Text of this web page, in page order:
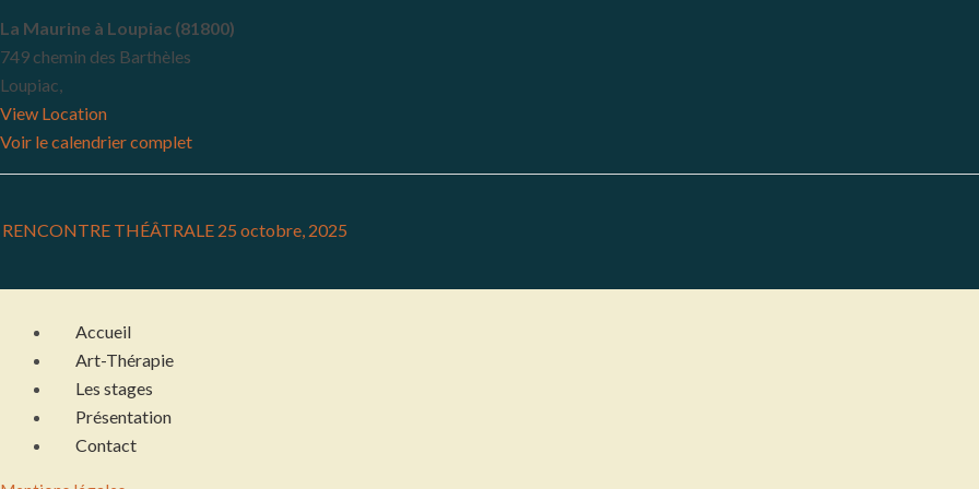
La Maurine à Loupiac (81800)
749 chemin des Barthèles
Loupiac,
View Location
Voir le calendrier complet
RENCONTRE THÉÂTRALE 25 octobre, 2025
Accueil
Art-Thérapie
Les stages
Présentation
Contact